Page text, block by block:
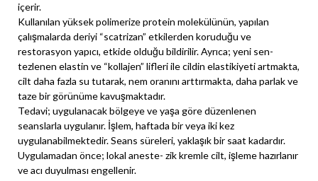
içerir.
Kullanılan yüksek polimerize protein molekülünün, yapılan
çalışmalarda deriyi “scatrizan” etkilerden koruduğu ve
restorasyon yapıcı, etkide olduğu bildirilir. Ayrıca; yeni sen-
tezlenen elastin ve “kollajen” lifleri ile cildin elastikiyeti artmakta,
cilt daha fazla su tutarak, nem oranını arttırmakta, daha parlak ve
taze bir görünüme kavuşmaktadır.
Tedavi; uygulanacak bölgeye ve yaşa göre düzenlenen
seanslarla uygulanır. İşlem, haftada bir veya iki kez
uygulanabilmektedir. Seans süreleri, yaklaşık bir saat kadardır.
Uygulamadan önce; lokal aneste- zik kremle cilt, işleme hazırlanır
ve acı duyulması engellenir.